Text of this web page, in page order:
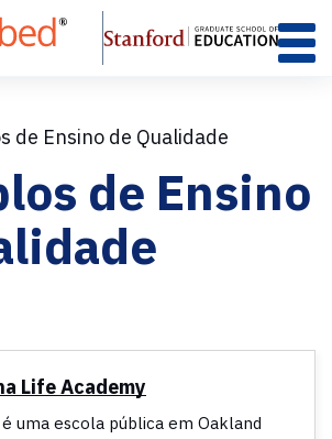
de Ensino de Qualidade
de Ensino
Life Academy
uma escola pública em Oakland